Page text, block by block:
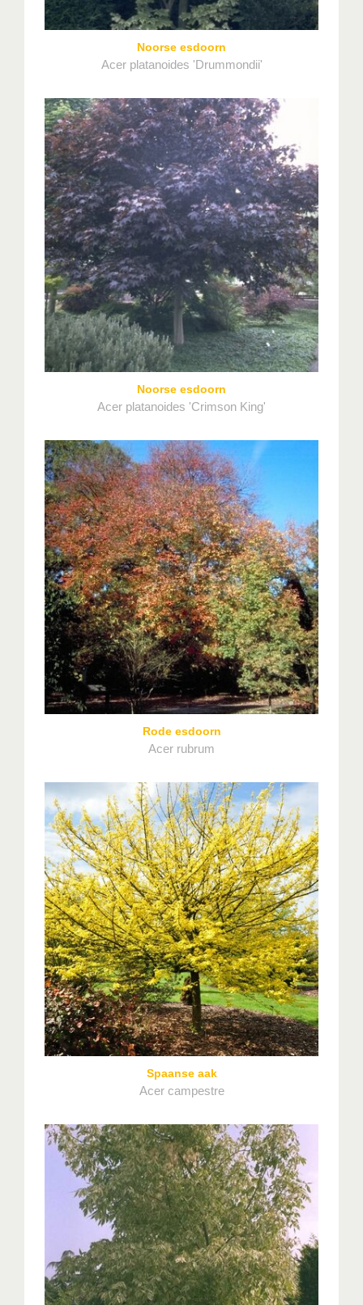
Noorse esdoorn
Acer platanoides 'Drummondii'
Noorse esdoorn
Acer platanoides 'Crimson King'
Rode esdoorn
Acer rubrum
Spaanse aak
Acer campestre